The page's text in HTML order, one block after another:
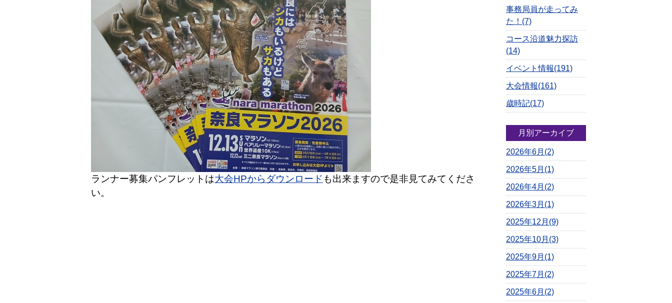
ランナー募集パンフレットは大会HPからダウンロード も出来ますので是非見てみてくださ
い。
事務局員が走ってみ
た！(7)
コース沿道魅力探訪
(14)
イベント情報(191)
大会情報(161)
歳時記(17)
月別アーカイブ
2026年6月(2)
2026年5月(1)
2026年4月(2)
2026年3月(1)
2025年12月(9)
2025年10月(3)
2025年9月(1)
2025年7月(2)
2025年6月(2)